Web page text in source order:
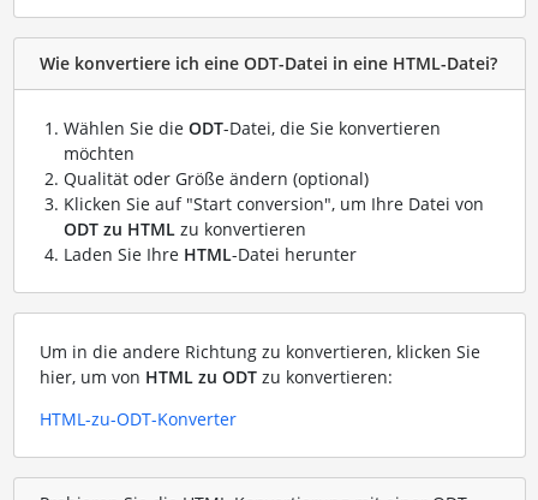
Wie konvertiere ich eine ODT-Datei in eine HTML-Datei?
Wählen Sie die ODT-Datei, die Sie konvertieren
möchten
Qualität oder Größe ändern (optional)
Klicken Sie auf "Start conversion", um Ihre Datei von
ODT zu HTML zu konvertieren
Laden Sie Ihre HTML-Datei herunter
Um in die andere Richtung zu konvertieren, klicken Sie
hier, um von HTML zu ODTzu konvertieren:
HTML-zu-ODT-Konverter